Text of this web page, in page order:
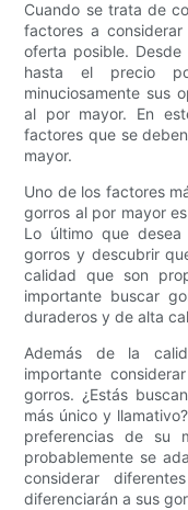
Cuando se trata de
factores a
oferta posible.
hasta el precio
minuciosamente sus
al por mayor. En
factores que se
mayor.
Uno de los factores
gorros al por mayor
Lo último que
gorros y descubrir
calidad que son
importante buscar
duraderos y de alta
Además de la
importante
gorros. ¿Estás
más único y
preferencias de su
probablemente se
considerar
diferenciarán a sus